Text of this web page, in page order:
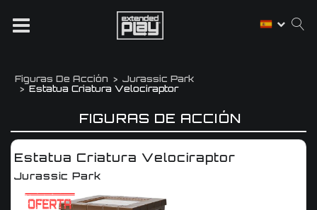
Figuras De Acción
Jurassic Park
Estatua Criatura Velociraptor
FIGURAS DE ACCIÓN
Estatua Criatura Velociraptor
Jurassic Park